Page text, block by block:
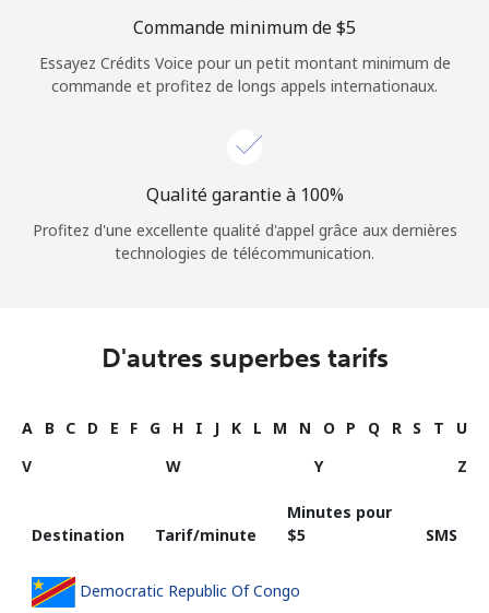
Commande minimum de ⁦$5⁩
Essayez Crédits Voice pour un petit montant minimum de
commande et profitez de longs appels internationaux.
Qualité garantie à 100%
Profitez d'une excellente qualité d'appel grâce aux dernières
technologies de télécommunication.
D'autres superbes tarifs
A B C D E F G H I J K L M N O P Q R S T
U
V
W Y Z
Destination Tarif/minute
Minutes pour
⁦$5⁩
SMS
Democratic Republic Of Congo